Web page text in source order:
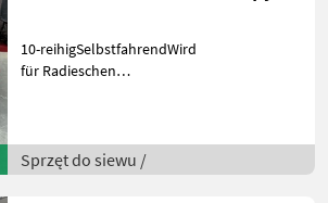
10-reihigSelbstfahrendWird
für Radieschen
Fragen Sie das einfach und
schnell an auf unsere
Sprzęt do siewu /